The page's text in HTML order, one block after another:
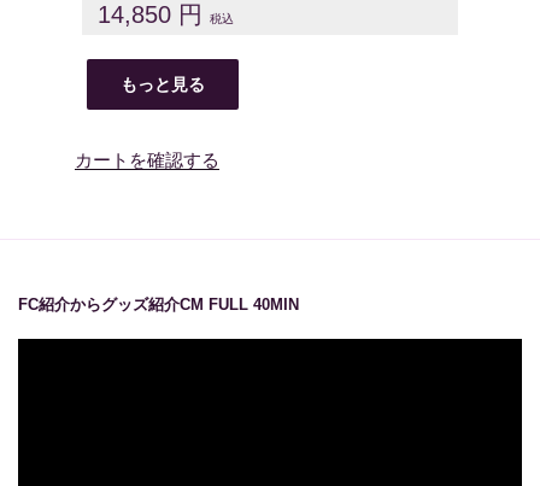
14,850 円税込
もっと見る
カートを確認する
FC紹介からグッズ紹介CM FULL 40MIN